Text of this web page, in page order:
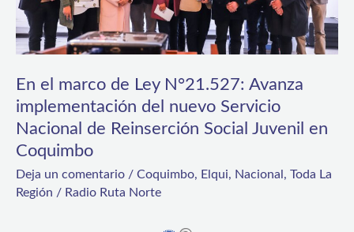
En el marco de Ley N°21.527: Avanza
implementación del nuevo Servicio
Nacional de Reinserción Social Juvenil en
Coquimbo
Deja un comentario / Coquimbo, Elqui, Nacional , Toda La
Región / Radio Ruta Norte
Avanza
implementación
del
nuevo
Servicio
Nacional
de
Reinserción